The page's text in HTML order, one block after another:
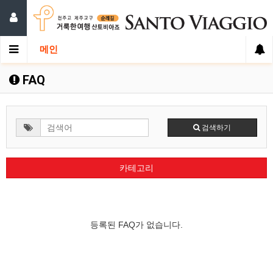
메인
FAQ
검색하기
카테고리
등록된 FAQ가 없습니다.